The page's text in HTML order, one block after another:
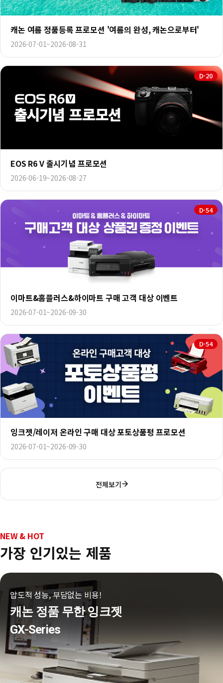
캐논 여름 정품등록 프로모션 '여름의 완성, 캐논으로부터'
2026-07-01~2026-08-31
D-20
EOS R6 V 출시기념 프로모션
2026-06-19~2026-08-27
D-54
이마트&홈플러스&하이마트 구매 고객 대상 이벤트
2026-07-01~2026-09-30
D-54
잉크젯/레이저 온라인 구매 대상 포토상품평 프로모션
2026-07-01~2026-09-30
전체보기
NEW & HOT
가장 인기있는 제품
압도적 성능, 부담없는 비용!
캐논 정품 무한 잉크젯
GX-Series